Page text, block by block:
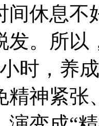
间休息
发。所以
时，养
精神紧张